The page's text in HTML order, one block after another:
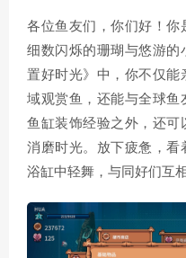
各位鱼友们，你们好！你
细数闪烁的珊瑚与悠游的
置好时光》中，你不仅能
域观赏鱼，还能与全球鱼
鱼缸装饰经验之外，还可
消磨时光。放下疲惫，看
浴缸中轻舞，与同好们互